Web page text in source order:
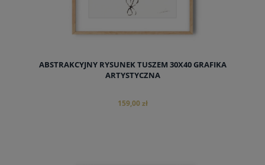
ABSTRAKCYJNY RYSUNEK TUSZEM 30X40 GRAFIKA
ARTYSTYCZNA
159,00 zł